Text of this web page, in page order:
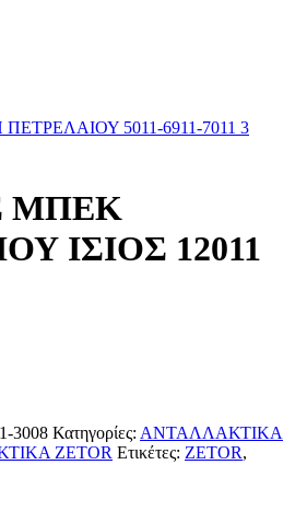
5011-6911-7011 3
ΜΠΕΚ
ΙΣΙΟΣ 12011
3008 Κατηγορίες: ΑΝΤΑΛΛΑΚΤΙΚΑ
ZETOR Ετικέτες: ZETOR,